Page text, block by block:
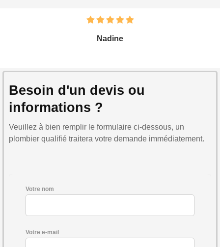
Nadine
Besoin d'un devis ou
informations ?
Veuillez à bien remplir le formulaire ci-dessous, un
plombier qualifié traitera votre demande immédiatement.
Votre nom
Votre e-mail